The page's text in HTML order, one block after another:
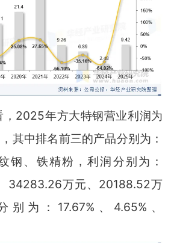
，2025年方大特钢营业利润为
其中排名前三的产品分别为：
钢、铁精粉，利润分别为：
34283.26万元、20188.52万
为：17.67%、4.65%、